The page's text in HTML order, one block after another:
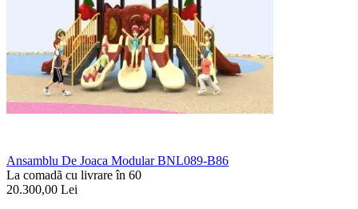
Ansamblu De Joaca Modular BNL089-B86
La comadã cu livrare în 60
20.300,00 Lei